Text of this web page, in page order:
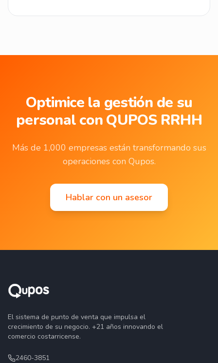
Optimice la gestión de su
personal con QUPOS RRHH
Más de 1,000 empresas están transformando sus
operaciones con Qupos.
Hablar con un asesor
El sistema de punto de venta que impulsa el
crecimiento de su negocio. +21 años innovando el
comercio costarricense.
2460-3851